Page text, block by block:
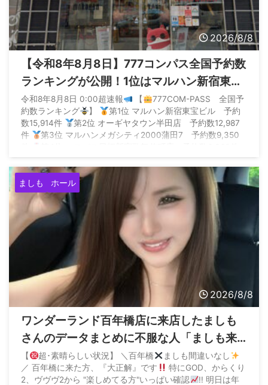
2026/8/8
【令和8年8月8日】777コンパス全国予約数
ランキングが公開！1位はマルハン新宿東宝
の1.5万件
令和8年8月8日 0:00超速報 【
777COM-PASS 全国予
約数ランキング
】
第1位 マルハン新宿東宝ビル 予約
数15,914件
第2位 オーギヤタウン半田店 予約数12,987
件
第3位 マルハンメガシティ2000蒲田7 予約数9,350
ましも ホール
2026/8/8
ワンダーランド百年橋店に来店したましも
さんのデータまとめに不服な人「ましも来
店百年橋ほぼ毎回抜いてるやん、そんなん
ならマイホに来ないでください」
【 超･素晴らしい状況】 ＼百年橋
ましも間違いなし
／ 百年橋に来た方、『大正解』です
特にGOD、からくり
2、ヴヴヴ2から "楽しめてる方"いっぱい確認
!! 明日は年